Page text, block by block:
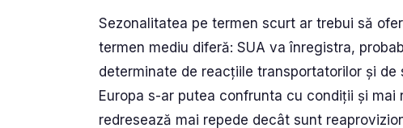
Sezonalitatea pe termen scurt ar trebui să
termen mediu diferă: SUA va înregistra,
determinate de reacțiile transportatorilor și
Europa s-ar putea confrunta cu condiții și
redresează mai repede decât sunt